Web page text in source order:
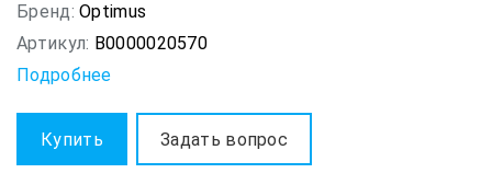
Бренд: Optimus
Артикул: В0000020570
Подробнее
Купить Задать вопрос